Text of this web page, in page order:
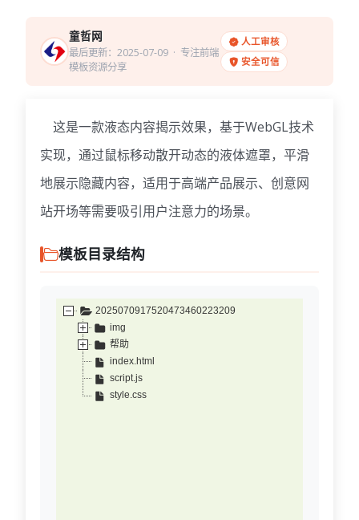
童哲网
最后更新：2025-07-09· 专注前端
模板资源分享
人工审核
安全可信
这是一款液态内容揭示效果，基于WebGL技术
实现，通过鼠标移动散开动态的液体遮罩，平滑
地展示隐藏内容，适用于高端产品展示、创意网
站开场等需要吸引用户注意力的场景。
模板目录结构
2025070917520473460223209
img
帮助
index.html
script.js
style.css